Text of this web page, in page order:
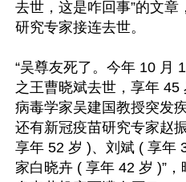
去世，这是咋回事”的文
研究专家接连去世。
“吴尊友死了。今年 10 月
之王曹晓斌去世，享年 45
病毒学家吴建国教授突发
还有新冠疫苗研究专家赵
享年 52 岁 )、刘斌 ( 享年
家白晓卉 ( 享年 42 岁 )”